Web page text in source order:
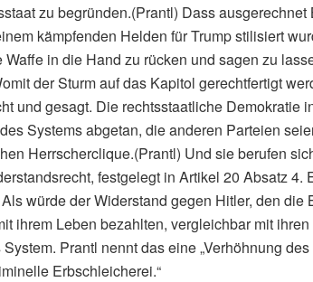
zu begründen.(Prantl) Dass
kämpfenden Helden für Trump stilisiert
in die Hand zu rücken und sagen zu
der Sturm auf das Kapitol gerechtfertigt
und gesagt. Die rechtsstaatliche Demokratie
Systems abgetan, die anderen Parteien
Herrscherclique.(Prantl) Und sie berufen
festgelegt in Artikel 20 Absatz
würde der Widerstand gegen Hitler, den die
ihrem Leben bezahlten, vergleichbar mit
Prantl nennt das eine „Verhöhnung
Erbschleicherei.“